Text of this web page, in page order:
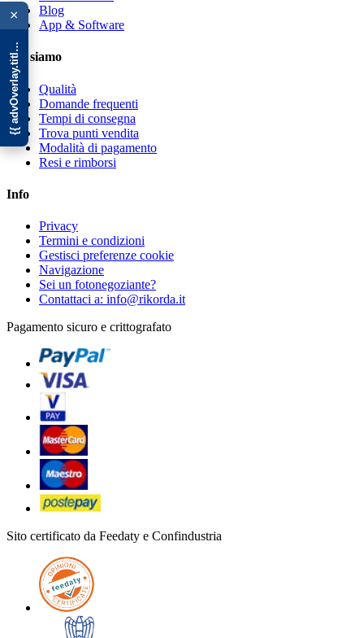
×
{{ advOverlay.title || 'Promo' }}
Blog
App & Software
Chi siamo
Qualità
Domande frequenti
Tempi di consegna
Trova punti vendita
Modalità di pagamento
Resi e rimborsi
Info
Privacy
Termini e condizioni
Gestisci preferenze cookie
Navigazione
Sei un fotonegoziante?
Contattaci a: info@rikorda.it
Pagamento sicuro e crittografato
Sito certificato da Feedaty e Confindustria